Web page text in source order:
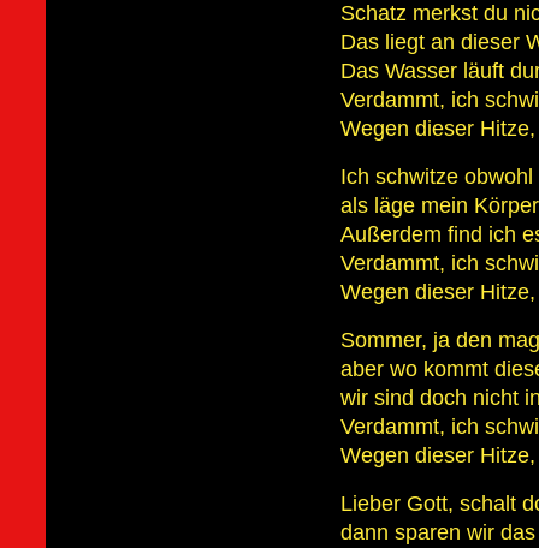
Schatz merkst du
Das liegt an dieser
Das Wasser läuft
Verdammt, ich
Wegen dieser
Ich schwitze
als läge mein
Außerdem find ich
Verdammt, ich
Wegen dieser
Sommer, ja den
aber wo kommt
wir sind doch nicht
Verdammt, ich
Wegen dieser
Lieber Gott, schalt
dann sparen wir